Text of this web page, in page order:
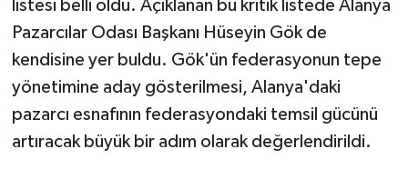
listesi belli oldu. Açıklanan bu kritik listede Alanya
Pazarcılar Odası Başkanı Hüseyin Gök de
kendisine yer buldu. Gök'ün federasyonun tepe
yönetimine aday gösterilmesi, Alanya'daki
pazarcı esnafının federasyondaki temsil gücünü
artıracak büyük bir adım olarak değerlendirildi.